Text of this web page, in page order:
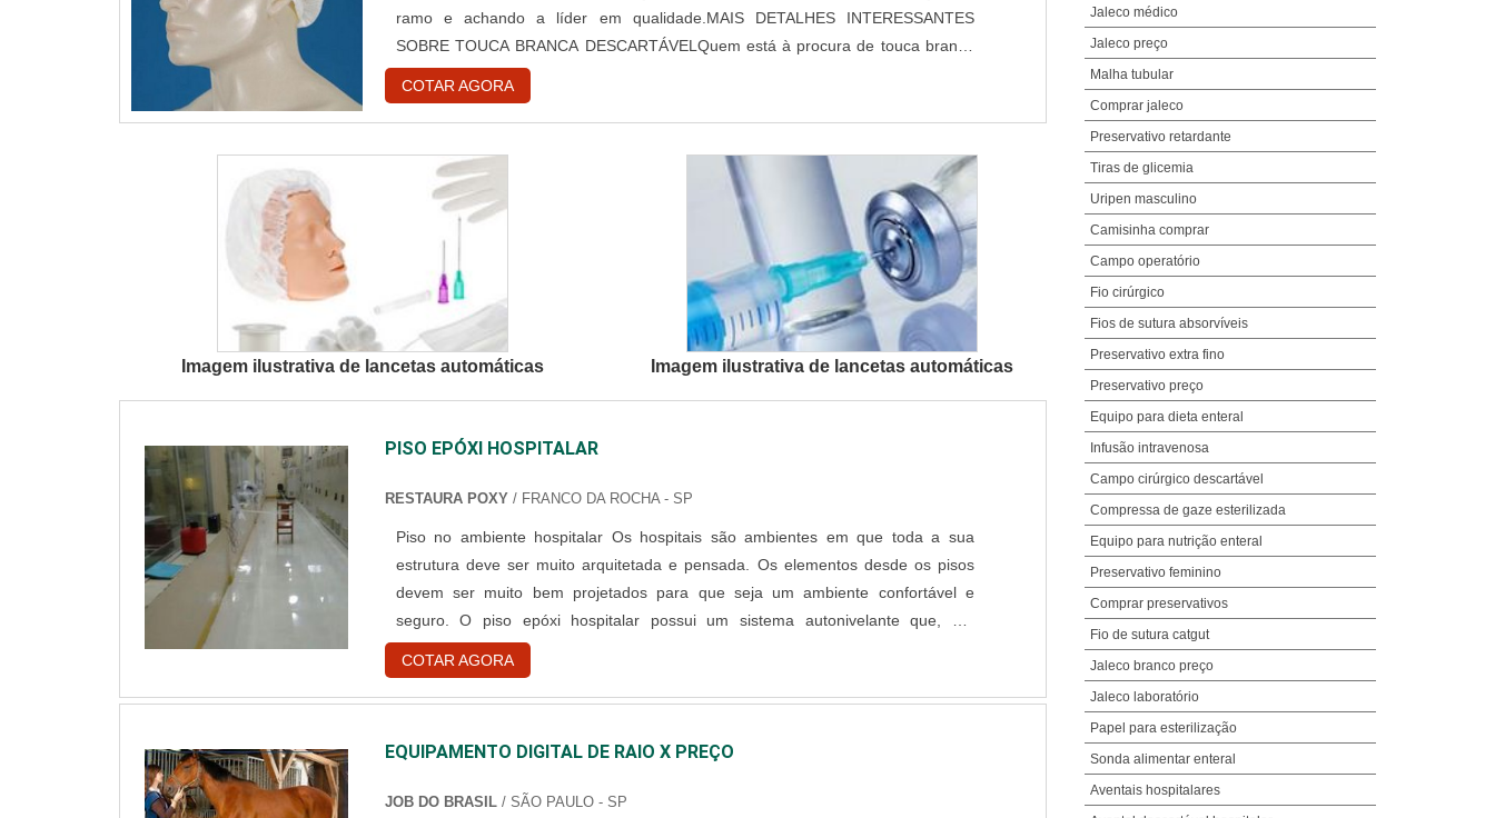
ramo e achando a líder em qualidade.MAIS DETALHES INTERESSANTES
SOBRE TOUCA BRANCA DESCARTÁVELQuem está à procura de touca branca
descartável em uma empresa comprometida com seus serviços, consegue
encontrar o site da Best Fabril. É possível encontrar capote hospitalar descartável
e gorr...
COTAR AGORA
Imagem ilustrativa de lancetas automáticas Imagem ilustrativa de lancetas automáticas
PISO EPÓXI HOSPITALAR
RESTAURA POXY/ FRANCO DA ROCHA - SP
Piso no ambiente hospitalar Os hospitais são ambientes em que toda a sua
estrutura deve ser muito arquitetada e pensada. Os elementos desde os pisos
devem ser muito bem projetados para que seja um ambiente confortável e
seguro. O piso epóxi hospitalar possui um sistema autonivelante que, um
acabamento vítreo, liso e de alto brilho, as medidas desse tipo de revestimento é
de 1,5mm a 4mm. Geralmente esse tipo de piso é utilizado em hospitais ou ....
COTAR AGORA
EQUIPAMENTO DIGITAL DE RAIO X PREÇO
JOB DO BRASIL/ SÃO PAULO - SP
Jaleco médico
Jaleco preço
Malha tubular
Comprar jaleco
Preservativo retardante
Tiras de glicemia
Uripen masculino
Camisinha comprar
Campo operatório
Fio cirúrgico
Fios de sutura absorvíveis
Preservativo extra fino
Preservativo preço
Equipo para dieta enteral
Infusão intravenosa
Campo cirúrgico descartável
Compressa de gaze esterilizada
Equipo para nutrição enteral
Preservativo feminino
Comprar preservativos
Fio de sutura catgut
Jaleco branco preço
Jaleco laboratório
Papel para esterilização
Sonda alimentar enteral
Aventais hospitalares